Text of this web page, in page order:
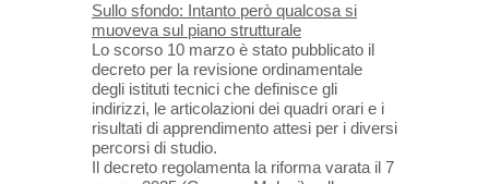
Sullo sfondo: Intanto però qualcosa si
muoveva sul piano strutturale
Lo scorso 10 marzo è stato pubblicato il
decreto per la revisione ordinamentale
degli istituti tecnici che definisce gli
indirizzi, le articolazioni dei quadri orari e i
risultati di apprendimento attesi per i diversi
percorsi di studio.
Il decreto regolamenta la riforma varata il 7